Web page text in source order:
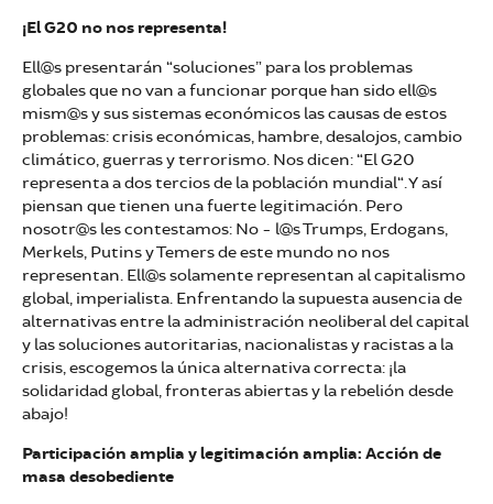
¡El G20 no nos representa!
Ell@s presentarán “soluciones” para los problemas
globales que no van a funcionar porque han sido ell@s
mism@s y sus sistemas económicos las causas de estos
problemas: crisis económicas, hambre, desalojos, cambio
climático, guerras y terrorismo. Nos dicen: “El G20
representa a dos tercios de la población mundial“. Y así
piensan que tienen una fuerte legitimación. Pero
nosotr@s les contestamos: No - l@s Trumps, Erdogans,
Merkels, Putins y Temers de este mundo no nos
representan. Ell@s solamente representan al capitalismo
global, imperialista. Enfrentando la supuesta ausencia de
alternativas entre la administración neoliberal del capital
y las soluciones autoritarias, nacionalistas y racistas a la
crisis, escogemos la única alternativa correcta: ¡la
solidaridad global, fronteras abiertas y la rebelión desde
abajo!
Participación amplia y legitimación amplia: Acción de
masa desobediente